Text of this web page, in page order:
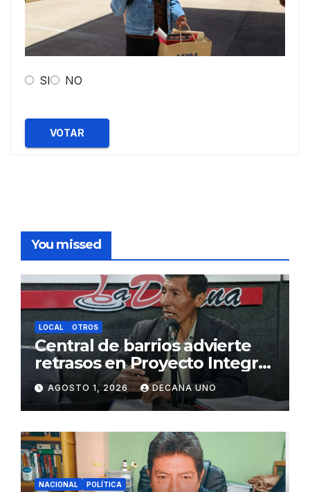
SI NO
VOTAR
You missed
LOCAL OTROS
Central de barrios advierte
retrasos en Proyecto Integral
de Agua y Alcantarillado para
Juliaca
AGOSTO 1, 2026 DECANA UNO
NACIONAL POLÍTICA